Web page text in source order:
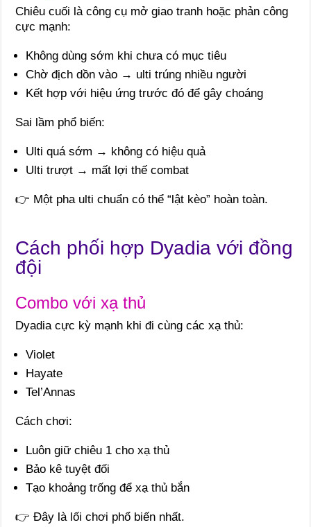
Chiêu cuối là công cụ mở giao tranh hoặc phản công
cực mạnh:
Không dùng sớm khi chưa có mục tiêu
Chờ địch dồn vào → ulti trúng nhiều người
Kết hợp với hiệu ứng trước đó để gây choáng
Sai lầm phổ biến:
Ulti quá sớm → không có hiệu quả
Ulti trượt → mất lợi thế combat
👉 Một pha ulti chuẩn có thể “lật kèo” hoàn toàn.
Cách phối hợp Dyadia với đồng
đội
Combo với xạ thủ
Dyadia cực kỳ mạnh khi đi cùng các xạ thủ:
Violet
Hayate
Tel’Annas
Cách chơi:
Luôn giữ chiêu 1 cho xạ thủ
Bảo kê tuyệt đối
Tạo khoảng trống để xạ thủ bắn
👉 Đây là lối chơi phổ biến nhất.